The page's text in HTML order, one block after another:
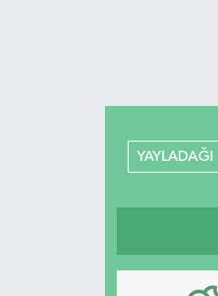
YAYLADAĞI